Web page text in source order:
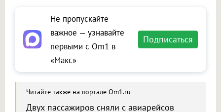
Не пропускайте
важное — узнавайте
первыми с Om1 в
«Макс»
Подписаться
Читайте также на портале Om1.ru
Двух пассажиров сняли с авиарейсов